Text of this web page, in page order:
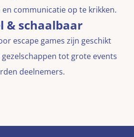
communicatie op te krikken.
& schaalbaar
escape games zijn geschikt
tot grote events
deelnemers.